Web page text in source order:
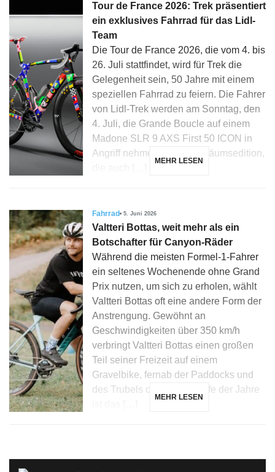
Tour de France 2026: Trek präsentiert
ein exklusives Fahrrad für das Lidl-
Team
Die Tour de France 2026, die vom 4. bis
26. Juli stattfindet, wird für Trek die
Gelegenheit sein, 50 Jahre mit einem
speziellen Fahrrad zu feiern. Die Fahrer
von Lidl-Trek werden am Sonntag, den
4. Juli, die Grande Boucle auf einem
Madone SLR 9 AXS First 50 ICON in
Angriff nehmen, einer Jubiläumsedition,
MEHR LESEN
Fahrrad 5. Juni 2026
Valtteri Bottas, weit mehr als ein
Botschafter für Canyon-Räder
Während die meisten Formel-1-Fahrer
ein seltenes Wochenende ohne Grand
Prix nutzen, um sich zu erholen, wählt
Valtteri Bottas oft eine andere Form der
Anstrengung. Gewöhnt an
Geschwindigkeiten über 350 km/h
verbringt Valtteri Bottas einen großen
Teil seiner Freizeit auf einem
Gravelbike, fernab der Paddocks und
des Trubels der F1. Im Laufe der Jahre
MEHR LESEN